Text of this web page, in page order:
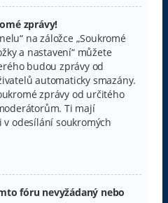
zprávy!
na záložce „Soukromé
a nastavení“ můžete
budou zprávy od
automaticky smazány.
zprávy od určitého
Ti mají
odesílání soukromých
fóru nevyžádaný nebo